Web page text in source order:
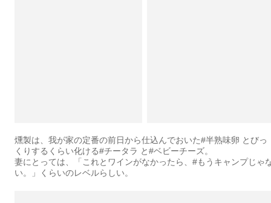
燻製は、我が家の定番の前日から仕込んでおいた#半熟味卵 とびっ
くりするくらい化ける#チータラ と#ベビーチーズ。
妻にとっては、「これとワインがなかったら、#もうキャンプじゃ
い。」くらいのレベルらしい。